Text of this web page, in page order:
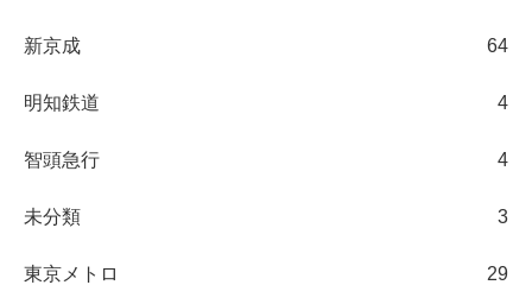
新京成 64
明知鉄道 4
智頭急行 4
未分類 3
東京メトロ 29